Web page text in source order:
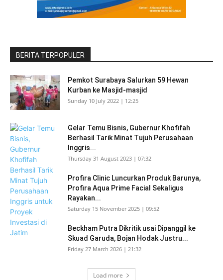
BERITA TERPOPULER
Pemkot Surabaya Salurkan 59 Hewan
Kurban ke Masjid-masjid
Sunday 10 July 2022 | 12:25
Gelar Temu Bisnis, Gubernur Khofifah
Berhasil Tarik Minat Tujuh Perusahaan
Inggris...
Thursday 31 August 2023 | 07:32
Profira Clinic Luncurkan Produk Barunya,
Profira Aqua Prime Facial Sekaligus
Rayakan...
Saturday 15 November 2025 | 09:52
Beckham Putra Dikritik usai Dipanggil ke
Skuad Garuda, Bojan Hodak Justru...
Friday 27 March 2026 | 21:32
Load more